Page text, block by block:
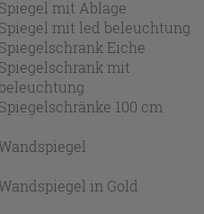
Spiegel mit Ablage
Spiegel mit led beleuchtung
Spiegelschrank Eiche
Spiegelschrank mit
Spiegelschränke 100 cm
in Gold